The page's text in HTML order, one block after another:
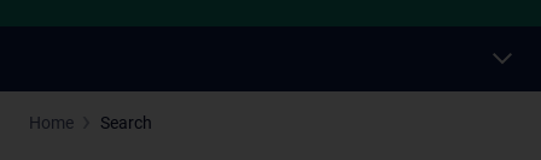
Home Search